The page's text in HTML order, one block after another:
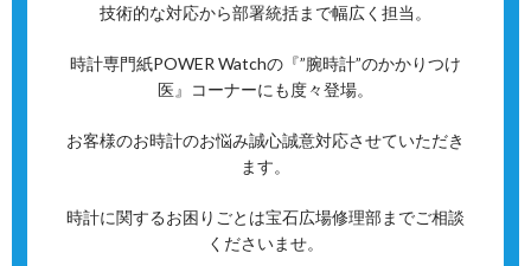
技術的な対応から部署統括まで幅広く担当。
時計専門紙POWER Watchの『”腕時計”のかかりつけ
医』コーナーにも度々登場。
お客様のお時計のお悩み誠心誠意対応させていただき
ます。
時計に関するお困りごとは宝石広場修理部までご相談
くださいませ。